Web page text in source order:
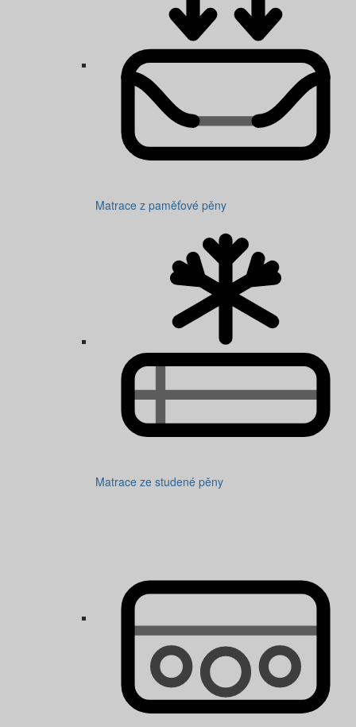
Matrace z paměťové pěny
Matrace ze studené pěny